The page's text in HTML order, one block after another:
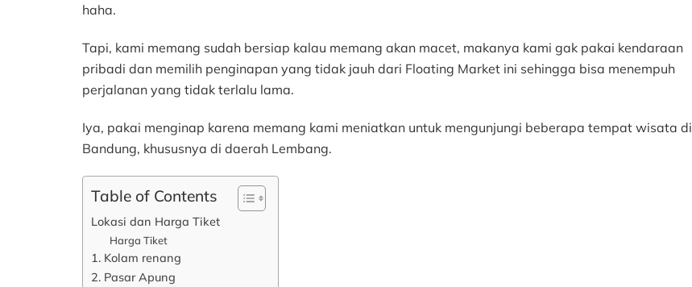
Banget!
haha.
Tapi, kami memang sudah bersiap kalau memang akan macet, makanya kami gak pakai kendaraan
pribadi dan memilih penginapan yang tidak jauh dari Floating Market ini sehingga bisa menempuh
perjalanan yang tidak terlalu lama.
Iya, pakai menginap karena memang kami meniatkan untuk mengunjungi beberapa tempat wisata di
Bandung, khususnya di daerah Lembang.
Table of Contents
Lokasi dan Harga Tiket
Harga Tiket
1. Kolam renang
2. Pasar Apung